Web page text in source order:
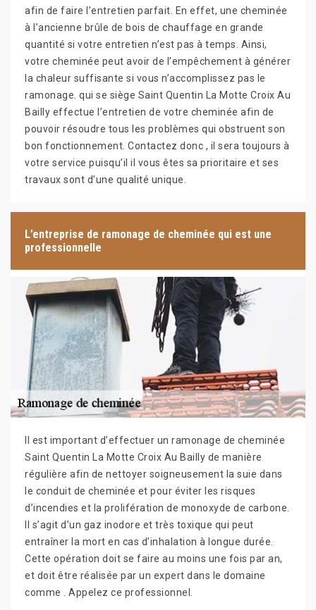
afin de faire l’entretien parfait. En effet, une cheminée
à l’ancienne brûle de bois de chauffage en grande
quantité si votre entretien n’est pas à temps. Ainsi,
votre cheminée peut avoir de l’empêchement à générer
la chaleur suffisante si vous n’accomplissez pas le
ramonage. qui se siège Saint Quentin La Motte Croix Au
Bailly effectue l’entretien de votre cheminée afin de
pouvoir résoudre tous les problèmes qui obstruent son
bon fonctionnement. Contactez donc , il sera toujours à
votre service puisqu’il il vous êtes sa prioritaire et ses
travaux sont d’une qualité unique.
L’entreprise de ramonage de cheminée qui est une
professionnelle
Il est important d’effectuer un ramonage de cheminée
Saint Quentin La Motte Croix Au Bailly de manière
régulière afin de nettoyer soigneusement la suie dans
le conduit de cheminée et pour éviter les risques
d’incendies et la prolifération de monoxyde de carbone.
Il s’agit d’un gaz inodore et très toxique qui peut
entraîner la mort en cas d’inhalation à longue durée.
Cette opération doit se faire au moins une fois par an,
et doit être réalisée par un expert dans le domaine
comme . Appelez ce professionnel.